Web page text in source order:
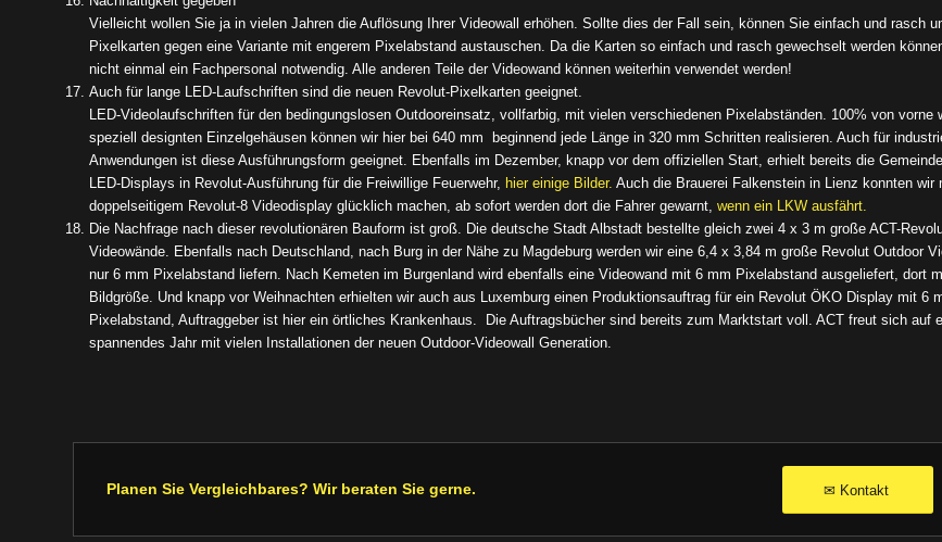
Vielleicht wollen Sie ja in vielen Jahren die Auflösung Ihrer Videowall erhöhen. Sollte dies der Fall sein, können Sie einfach und rasch
Pixelkarten gegen eine Variante mit engerem Pixelabstand austauschen. Da die Karten so einfach und rasch gewechselt werden
nicht einmal ein Fachpersonal notwendig. Alle anderen Teile der Videowand können weiterhin verwendet werden!
Auch für lange LED-Laufschriften sind die neuen Revolut-Pixelkarten geeignet.
LED-Videolaufschriften für den bedingungslosen Outdooreinsatz, vollfarbig, mit vielen verschiedenen Pixelabständen. 100% von vorne
speziell designten Einzelgehäusen können wir hier bei 640 mm beginnend jede Länge in 320 mm Schritten realisieren. Auch für
Anwendungen ist diese Ausführungsform geeignet. Ebenfalls im Dezember, knapp vor dem offiziellen Start, erhielt bereits die
LED-Displays in Revolut-Ausführung für die Freiwillige Feuerwehr, hier einige Bilder. Auch die Brauerei Falkenstein in Lienz konnten wir
doppelseitigem Revolut-8 Videodisplay glücklich machen, ab sofort werden dort die Fahrer gewarnt, wenn ein LKW ausfährt.
Die Nachfrage nach dieser revolutionären Bauform ist groß. Die deutsche Stadt Albstadt bestellte gleich zwei 4 x 3 m große ACT-
Videowände. Ebenfalls nach Deutschland, nach Burg in der Nähe zu Magdeburg werden wir eine 6,4 x 3,84 m große Revolut Outdoor
nur 6 mm Pixelabstand liefern. Nach Kemeten im Burgenland wird ebenfalls eine Videowand mit 6 mm Pixelabstand ausgeliefert, dort
Bildgröße. Und knapp vor Weihnachten erhielten wir auch aus Luxemburg einen Produktionsauftrag für ein Revolut ÖKO Display mit 6
Pixelabstand, Auftraggeber ist hier ein örtliches Krankenhaus. Die Auftragsbücher sind bereits zum Marktstart voll. ACT freut sich auf
spannendes Jahr mit vielen Installationen der neuen Outdoor-Videowall Generation.
Planen Sie Vergleichbares? Wir beraten Sie gerne. ✉ Kontakt